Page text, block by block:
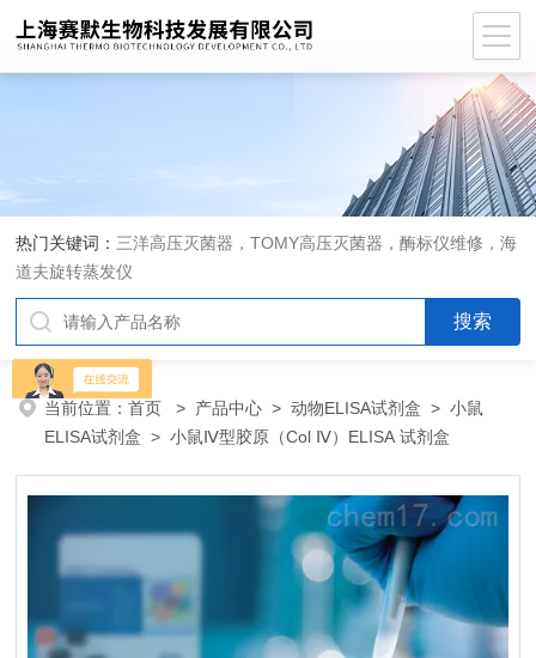
热门关键词： 三洋高压灭菌器，TOMY高压灭菌器，酶标仪维修，海
道夫旋转蒸发仪
当前位置：首页 > 产品中心 >动物ELISA试剂盒 >小鼠
ELISA试剂盒 > 小鼠Ⅳ型胶原（Col Ⅳ）ELISA 试剂盒